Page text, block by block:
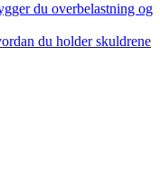
du overbelastning og
du holder skuldrene